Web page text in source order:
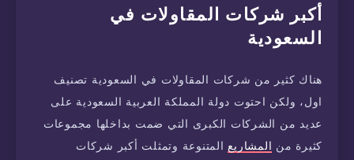
أكبر شركات المقاولات في
السعودية
هناك كثير من شركات المقاولات في السعودية تصنيف
اول، ولكن احتوت دولة المملكة العربية السعودية على
عديد من الشركات الكبرى التي ضمت بداخلها مجموعات
كثيرة من المشاريعالمتنوعة وتمثلت أكبر شركات